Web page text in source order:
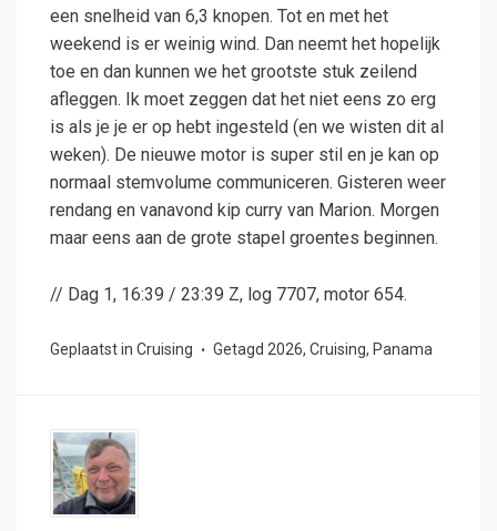
een snelheid van 6,3 knopen. Tot en met het
weekend is er weinig wind. Dan neemt het hopelijk
toe en dan kunnen we het grootste stuk zeilend
afleggen. Ik moet zeggen dat het niet eens zo erg
is als je je er op hebt ingesteld (en we wisten dit al
weken). De nieuwe motor is super stil en je kan op
normaal stemvolume communiceren. Gisteren weer
rendang en vanavond kip curry van Marion. Morgen
maar eens aan de grote stapel groentes beginnen.
// Dag 1, 16:39 / 23:39 Z, log 7707, motor 654.
Geplaatst in Cruising Getagd 2026, Cruising, Panama